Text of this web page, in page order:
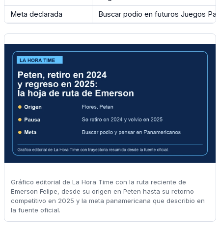
Meta declarada
Buscar podio en futuros Juegos
Gráfico editorial de La Hora Time con la ruta reciente de
Emerson Felipe, desde su origen en Peten hasta su retorno
competitivo en 2025 y la meta panamericana que describio en
la fuente oficial.